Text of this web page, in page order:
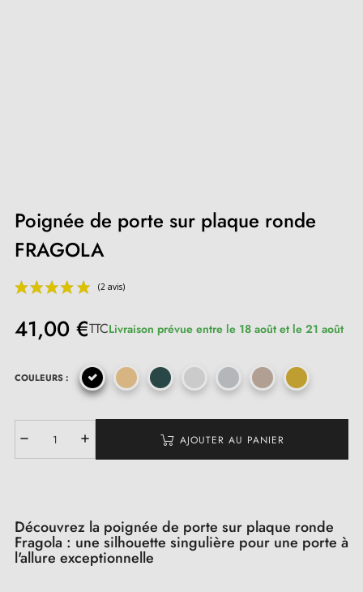
Poignée de porte sur plaque ronde
FRAGOLA
41,00 €TTCLivraison prévue entre le 18 août et le 21 août
COULEURS :
AJOUTER AU PANIER
Découvrez la poignée de porte sur plaque ronde
Fragola : une silhouette singulière pour une porte à
l'allure exceptionnelle